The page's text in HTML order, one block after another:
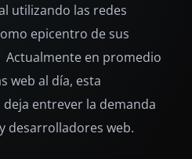
utilizando las redes
epicentro de sus
en promedio
web al día, esta
entrever la demanda
desarrolladores web.